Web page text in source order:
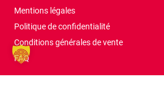
Mentions légales
Politique de confidentialité
Conditions générales de vente
FAQ